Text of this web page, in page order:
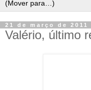
21 de março de 2011
Valério, último